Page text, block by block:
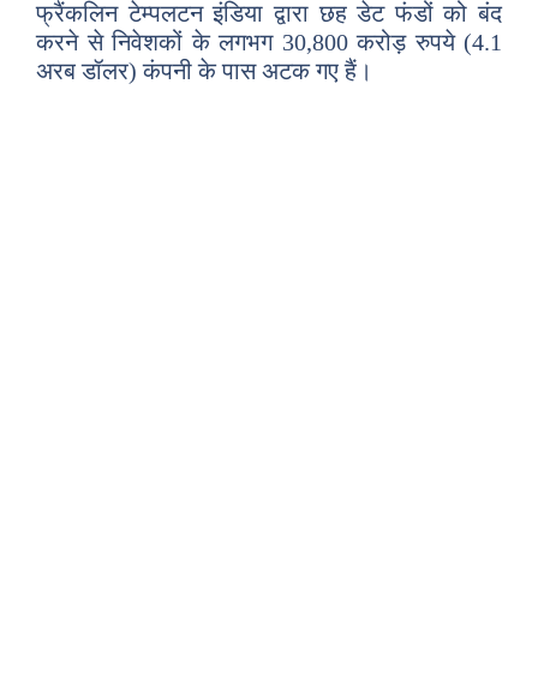
फ्रैंकलिन टेम्पलटन इंडिया द्वारा छह डेट फंडों को बंद
करने से निवेशकों के लगभग 30,800 करोड़ रुपये (4.1
अरब डॉलर) कंपनी के पास अटक गए हैं।